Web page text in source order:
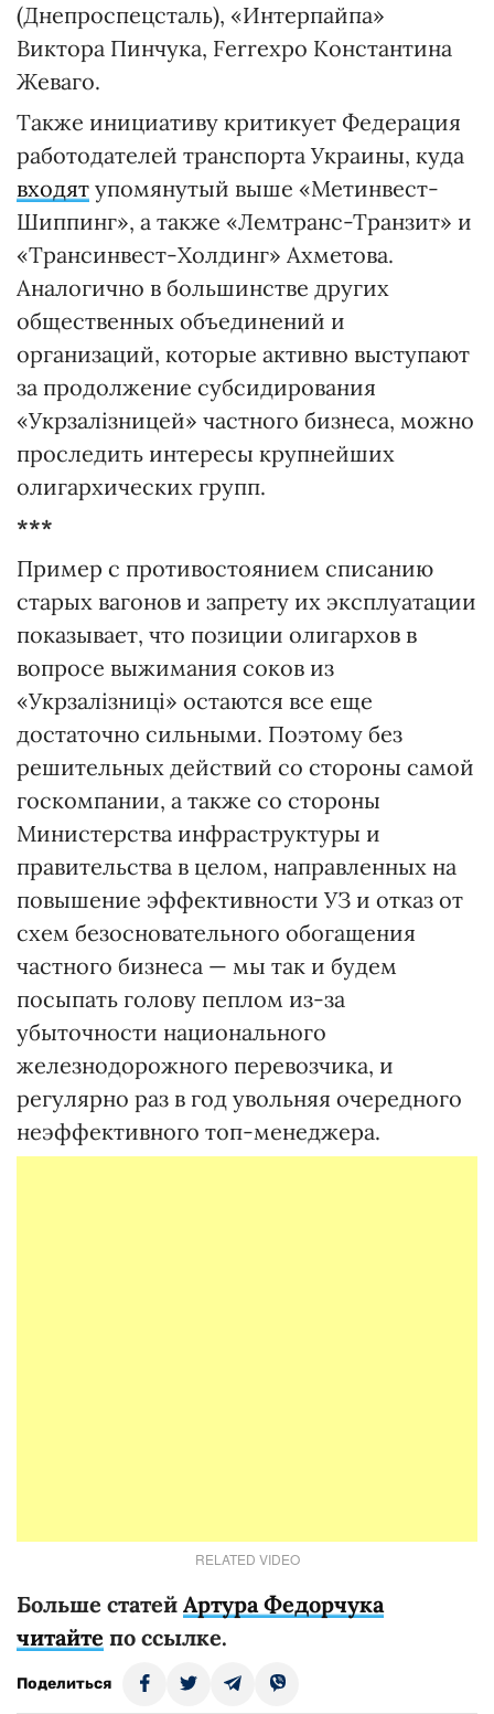
(Днепроспецсталь), «Интерпайпа»
Виктора Пинчука, Ferrexpo Константина
Жеваго.
Также инициативу критикует Федерация
работодателей транспорта Украины, куда
входят упомянутый выше «Метинвест-
Шиппинг», а также «Лемтранс-Транзит» и
«Трансинвест-Холдинг» Ахметова.
Аналогично в большинстве других
общественных объединений и
организаций, которые активно выступают
за продолжение субсидирования
«Укрзалізницей» частного бизнеса, можно
проследить интересы крупнейших
олигархических групп.
***
Пример с противостоянием списанию
старых вагонов и запрету их эксплуатации
показывает, что позиции олигархов в
вопросе выжимания соков из
«Укрзалізниці» остаются все еще
достаточно сильными. Поэтому без
решительных действий со стороны самой
госкомпании, а также со стороны
Министерства инфраструктуры и
правительства в целом, направленных на
повышение эффективности УЗ и отказ от
схем безосновательного обогащения
частного бизнеса — мы так и будем
посыпать голову пеплом из-за
убыточности национального
железнодорожного перевозчика, и
регулярно раз в год увольняя очередного
неэффективного топ-менеджера.
RELATED VIDEO
Больше статей Артура Федорчука
читайте по ссылке.
Поделиться